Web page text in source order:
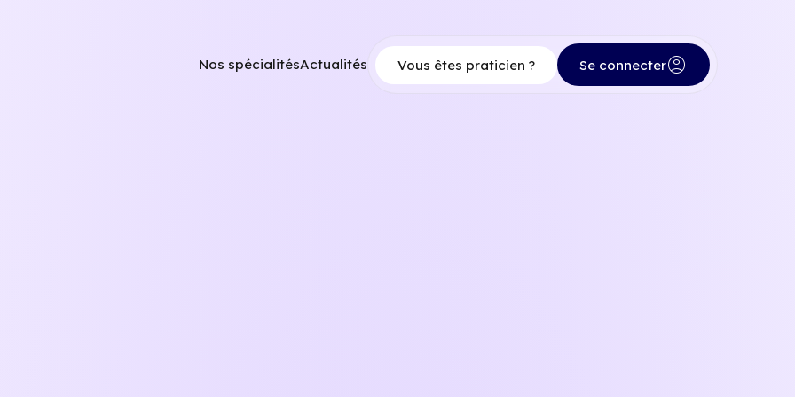
Nos spécialitésActualités Vous êtes praticien ? Se connecteraccount_circle